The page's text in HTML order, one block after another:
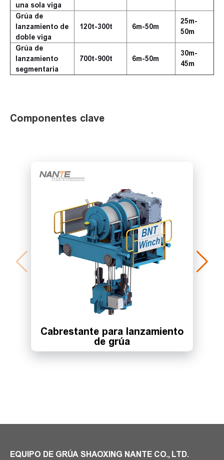
una sola viga
Grúa de
lanzamiento de
doble viga
120t-300t 6m-50m
25m-
50m
Grúa de
lanzamiento
segmentaria
700t-900t 6m-50m
30m-
45m
Componentes clave
Cabrestante para lanzamiento
de grúa
EQUIPO DE GRÚA SHAOXING NANTE CO., LTD.